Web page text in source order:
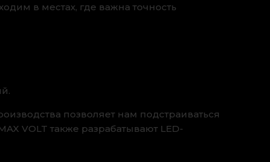
в местах, где важна точность
позволяет нам подстраиваться
VOLT также разрабатывают LED-